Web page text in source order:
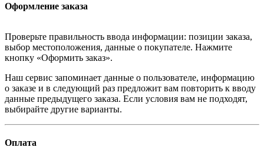
Оформление заказа
Проверьте правильность ввода информации: позиции заказа,
выбор местоположения, данные о покупателе. Нажмите
кнопку «Оформить заказ».
Наш сервис запоминает данные о пользователе, информацию
о заказе и в следующий раз предложит вам повторить к вводу
данные предыдущего заказа. Если условия вам не подходят,
выбирайте другие варианты.
Оплата